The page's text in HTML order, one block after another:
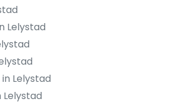
Lelystad
Lelystad
Lelystad